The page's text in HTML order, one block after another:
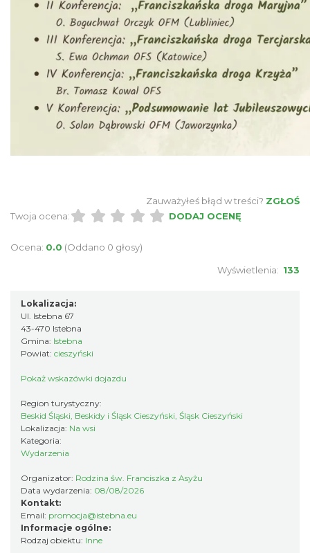
Zajęcia przy pasiece
Jaworzynka
4.71 km
2026-08-08
9.20 km
Plener malarski
9.27 km
Wystawa plenerowa "Z archiwum Z.
Pamiątki rodzinne Polaków z Zaolzia"
Wisła
Zauważyłeś błąd w treści? ZGŁOŚ
Twoja ocena:
DODAJ OCENĘ
Ocena: 0.0 (Oddano 0 głosy)
Wyświetlenia: 133
Lokalizacja:
Ul. Istebna 67
43-470 Istebna
Gmina: Istebna
Powiat: cieszyński
Pokaż wskazówki dojazdu
Region turystyczny:
Beskid Śląski, Beskidy i Śląsk Cieszyński, Śląsk Cieszyński
Lokalizacja: Na wsi
Kategoria:
Wydarzenia
Organizator: Rodzina św. Franciszka z Asyżu
Data wydarzenia: 08/08/2026
Kontakt:
Email: promocja@istebna.eu
Informacje ogólne:
Rodzaj obiektu: Inne